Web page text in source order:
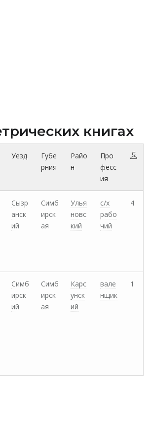
книгах
Уезд
Губе
рния
Райо
н
Про
фесс
ия
Сызр
анск
ий
Симб
ирск
ая
Улья
новс
кий
с/х
рабо
чий
4
Симб
ирск
ий
Симб
ирск
ая
Карс
унск
ий
вале
нщик
1